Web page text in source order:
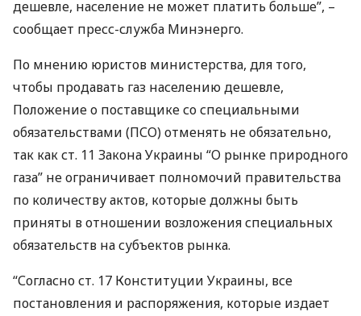
дешевле, население не может платить больше”, –
сообщает пресс-служба Минэнерго.
По мнению юристов министерства, для того,
чтобы продавать газ населению дешевле,
Положение о поставщике со специальными
обязательствами (ПСО) отменять не обязательно,
так как ст. 11 Закона Украины “О рынке природного
газа” не ограничивает полномочий правительства
по количеству актов, которые должны быть
приняты в отношении возложения специальных
обязательств на субъектов рынка.
“Согласно ст. 17 Конституции Украины, все
постановления и распоряжения, которые издает